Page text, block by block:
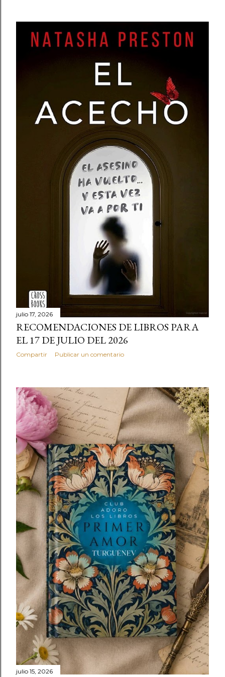
julio 17, 2026
RECOMENDACIONES DE LIBROS PARA
EL 17 DE JULIO DEL 2026
Compartir Publicar un comentario
julio 15, 2026